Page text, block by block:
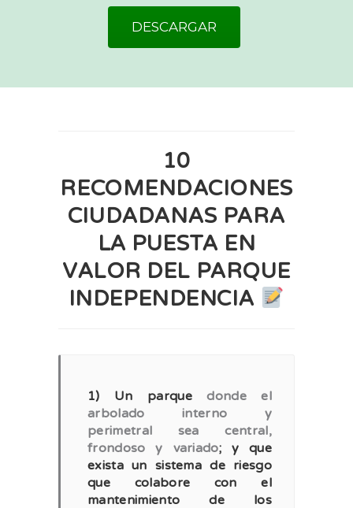
DESCARGAR
10
RECOMENDACIONES
CIUDADANAS PARA
LA PUESTA EN
VALOR DEL PARQUE
INDEPENDENCIA
1) Un parquedonde el
arbolado interno y
perimetral sea central,
frondoso y variado; y que
exista un sistema de riesgo
que colabore con el
mantenimiento de los